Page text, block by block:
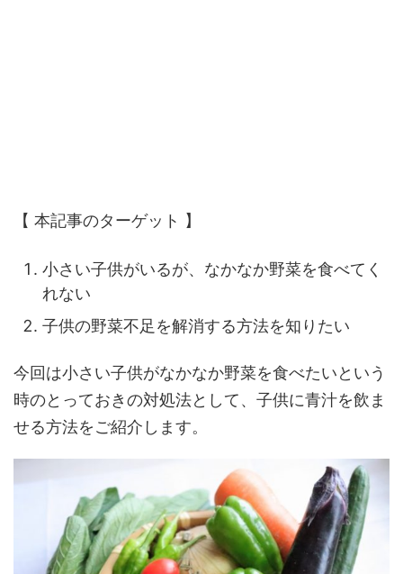
【 本記事のターゲット 】
小さい子供がいるが、なかなか野菜を食べてく
れない
子供の野菜不足を解消する方法を知りたい
今回は小さい子供がなかなか野菜を食べたいという
時のとっておきの対処法として、子供に青汁を飲ま
せる方法をご紹介します。